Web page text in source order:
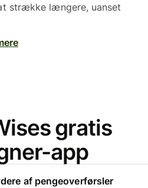
strække længere, uanset
gratis
app
af pengeoverførsler